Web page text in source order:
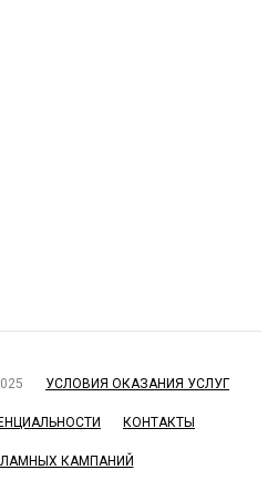
УСЛОВИЯ ОКАЗАНИЯ УСЛУГ
КОНТАКТЫ
КАМПАНИЙ